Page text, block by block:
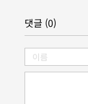
댓글 (0)